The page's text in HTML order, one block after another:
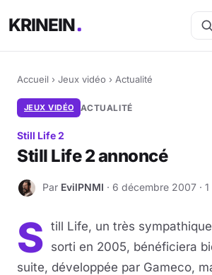
KRINEIN
Accueil › Jeux vidéo › Actualité
JEUX VIDÉO ACTUALITÉ
Still Life 2
Still Life 2 annoncé
E Par EvilPNMI · 6 décembre 2007 ·
S till Life, un très
sorti en 2005, bénéficiera
suite, développée par Gameco,